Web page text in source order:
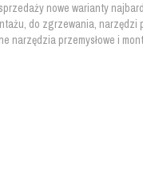
nowe warianty
do zgrzewania,
narzędzia przemysłowe i